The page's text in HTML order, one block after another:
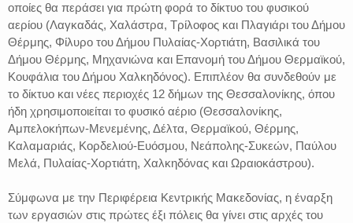
οποίες θα περάσει για πρώτη φορά το δίκτυο του φυσικού
αερίου (Λαγκαδάς, Χαλάστρα, Τρίλοφος και Πλαγιάρι του Δήμου
Θέρμης, Φίλυρο του Δήμου Πυλαίας-Χορτιάτη, Βασιλικά του
Δήμου Θέρμης, Μηχανιώνα και Επανομή του Δήμου Θερμαϊκού,
Κουφάλια του Δήμου Χαλκηδόνος). Επιπλέον θα συνδεθούν με
το δίκτυο και νέες περιοχές 12 δήμων της Θεσσαλονίκης, όπου
ήδη χρησιμοποιείται το φυσικό αέριο (Θεσσαλονίκης,
Αμπελοκήπων-Μενεμένης, Δέλτα, Θερμαϊκού, Θέρμης,
Καλαμαριάς, Κορδελιού-Ευόσμου, Νεάπολης-Συκεών, Παύλου
Μελά, Πυλαίας-Χορτιάτη, Χαλκηδόνας και Ωραιοκάστρου).
Σύμφωνα με την Περιφέρεια Κεντρικής Μακεδονίας, η έναρξη
των εργασιών στις πρώτες έξι πόλεις θα γίνει στις αρχές του